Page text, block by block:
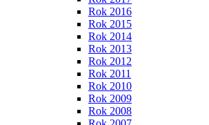
Rok 2016
Rok 2015
Rok 2014
Rok 2013
Rok 2012
Rok 2011
Rok 2010
Rok 2009
Rok 2008